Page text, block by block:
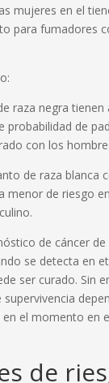
mujeres en el
para fumadores
raza negra
probabilidad de
con los
de raza blanca
menor de riesgo
de cáncer
se detecta en
ser curado. Sin
supervivencia
el momento en
de